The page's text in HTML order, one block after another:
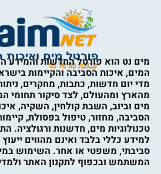
מים נט הוא פורטל החדשות והמידע
המים, איכות הסביבה והקיימות
מדי יום חדשות, כתבות, מחקרים,
מהארץ ומהעולם, לצד סיקור תחומי
מים וביוב, השבת קולחין, השקיה,
הסביבה, מחזור, טיפול בפסולת,
טכנולוגיות מים, חדשנות ורגולציה.
למידע כללי בלבד ואינם מהווים
סביבתי, משפטי או אחר. השימוש
המשתמש ובכפוף לתקנון האתר